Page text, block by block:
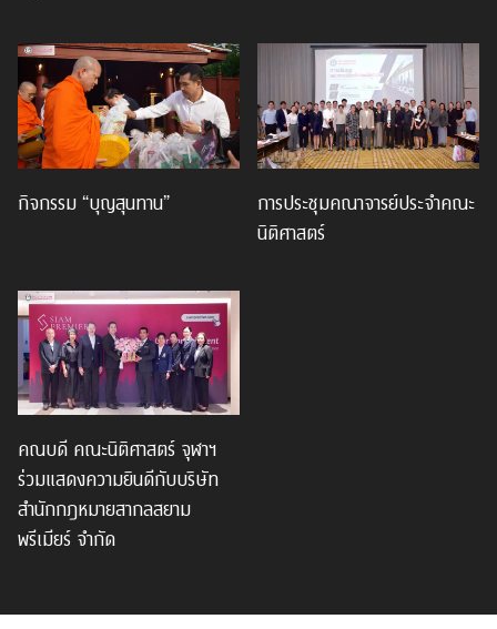
กิจกรรม “บุญสุนทาน”
การประชุมคณาจารย์ประจำคณะ
นิติศาสตร์
คณบดี คณะนิติศาสตร์ จุฬาฯ
ร่วมแสดงความยินดีกับบริษัท
สำนักกฎหมายสากลสยาม
พรีเมียร์ จำกัด